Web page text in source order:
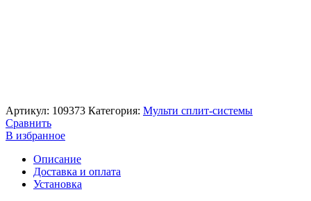
Артикул: 109373 Категория: Мульти сплит-системы
Сравнить
В избранное
Описание
Доставка и оплата
Установка